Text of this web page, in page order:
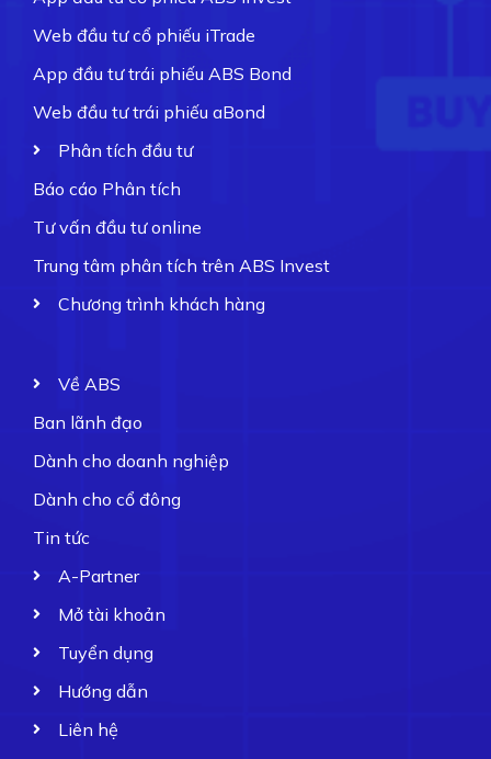
Web đầu tư cổ phiếu iTrade
App đầu tư trái phiếu ABS Bond
Web đầu tư trái phiếu aBond
Phân tích đầu tư
Báo cáo Phân tích
Tư vấn đầu tư online
Trung tâm phân tích trên ABS Invest
Chương trình khách hàng
Về ABS
Ban lãnh đạo
Dành cho doanh nghiệp
Dành cho cổ đông
Tin tức
A-Partner
Mở tài khoản
Tuyển dụng
Hướng dẫn
Liên hệ